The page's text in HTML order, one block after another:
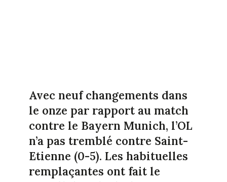
Avec neuf changements dans
le onze par rapport au match
contre le Bayern Munich, l’OL
n’a pas tremblé contre Saint-
Etienne (0-5). Les habituelles
remplaçantes ont fait le